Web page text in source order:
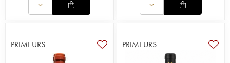
PRIMEURS PRIMEURS